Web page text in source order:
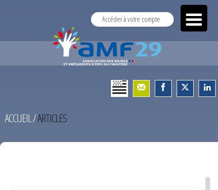
Accéder à votre compte
ACCUEIL/ARTICLES